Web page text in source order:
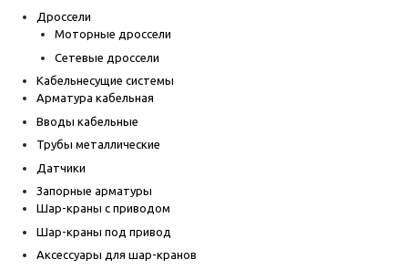
Дроссели
Моторные дроссели
Сетевые дроссели
Кабельнесущие системы
Арматура кабельная
Вводы кабельные
Трубы металлические
Датчики
Запорные арматуры
Шар-краны с приводом
Шар-краны под привод
Аксессуары для шар-кранов